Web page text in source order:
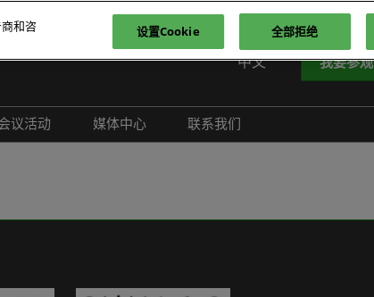
中文
English
Tiếng Việt
我要参观
买家
议活动
评选赛事
媒体中心
行业新闻
联系我们
和咨
设置Cookie 全部拒绝